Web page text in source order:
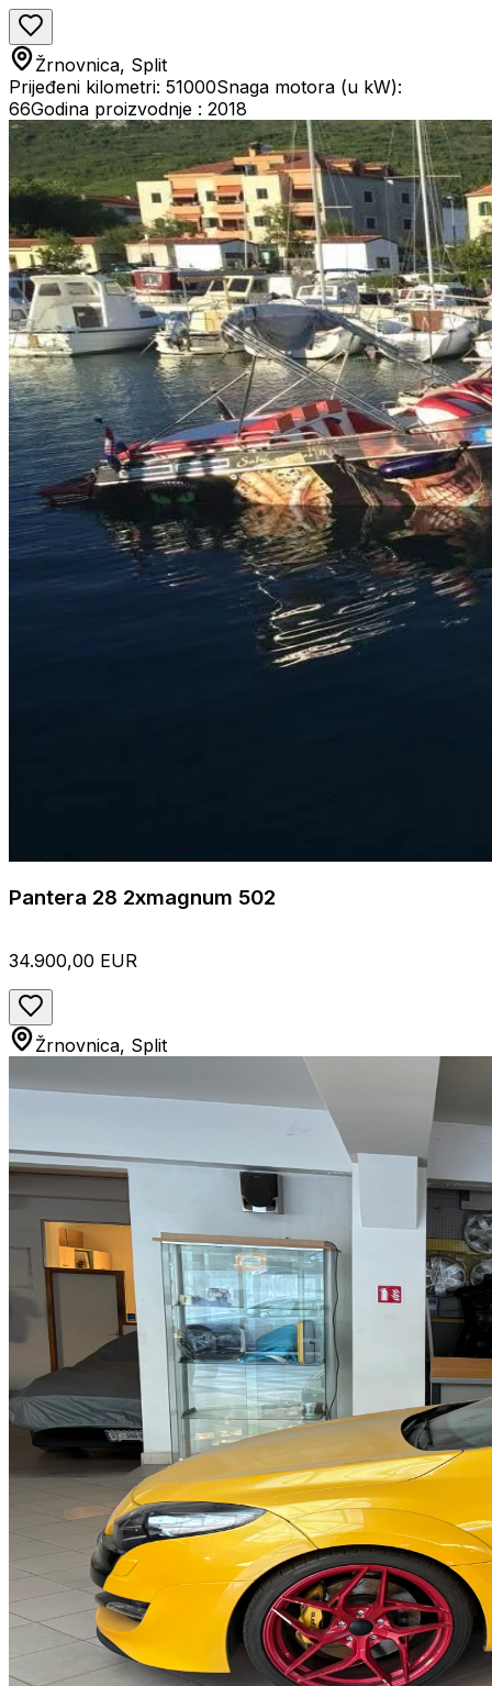
Žrnovnica, Split
Prijeđeni kilometri: 51000Snaga motora (u kW):
66Godina proizvodnje : 2018
Pantera 28 2xmagnum 502
34.900,00 EUR
Žrnovnica, Split